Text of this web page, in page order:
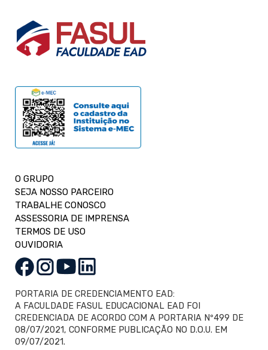
O GRUPO
SEJA NOSSO PARCEIRO
TRABALHE CONOSCO
ASSESSORIA DE IMPRENSA
TERMOS DE USO
OUVIDORIA
PORTARIA DE CREDENCIAMENTO EAD:
A FACULDADE FASUL EDUCACIONAL EAD FOI
CREDENCIADA DE ACORDO COM A PORTARIA Nº499 DE
08/07/2021, CONFORME PUBLICAÇÃO NO D.O.U. EM
09/07/2021.